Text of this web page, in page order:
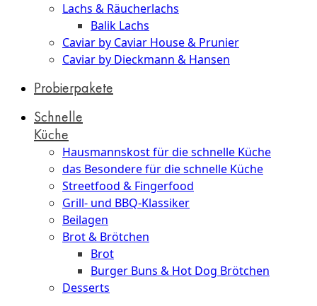
Lachs & Räucherlachs
Balik Lachs
Caviar by Caviar House & Prunier
Caviar by Dieckmann & Hansen
Probierpakete
Schnelle
Küche
Hausmannskost für die schnelle Küche
das Besondere für die schnelle Küche
Streetfood & Fingerfood
Grill- und BBQ-Klassiker
Beilagen
Brot & Brötchen
Brot
Burger Buns & Hot Dog Brötchen
Desserts